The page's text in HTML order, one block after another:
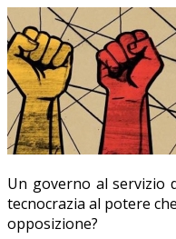
Un governo al servizio
tecnocrazia al potere
opposizione?